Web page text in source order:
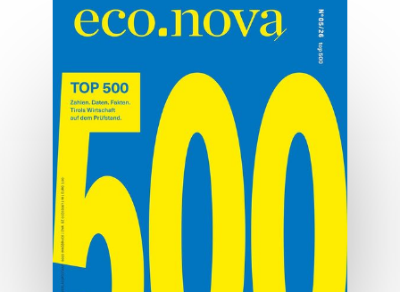
Hauben, Herz und Hauptplatz.
MEHR ERFAHREN